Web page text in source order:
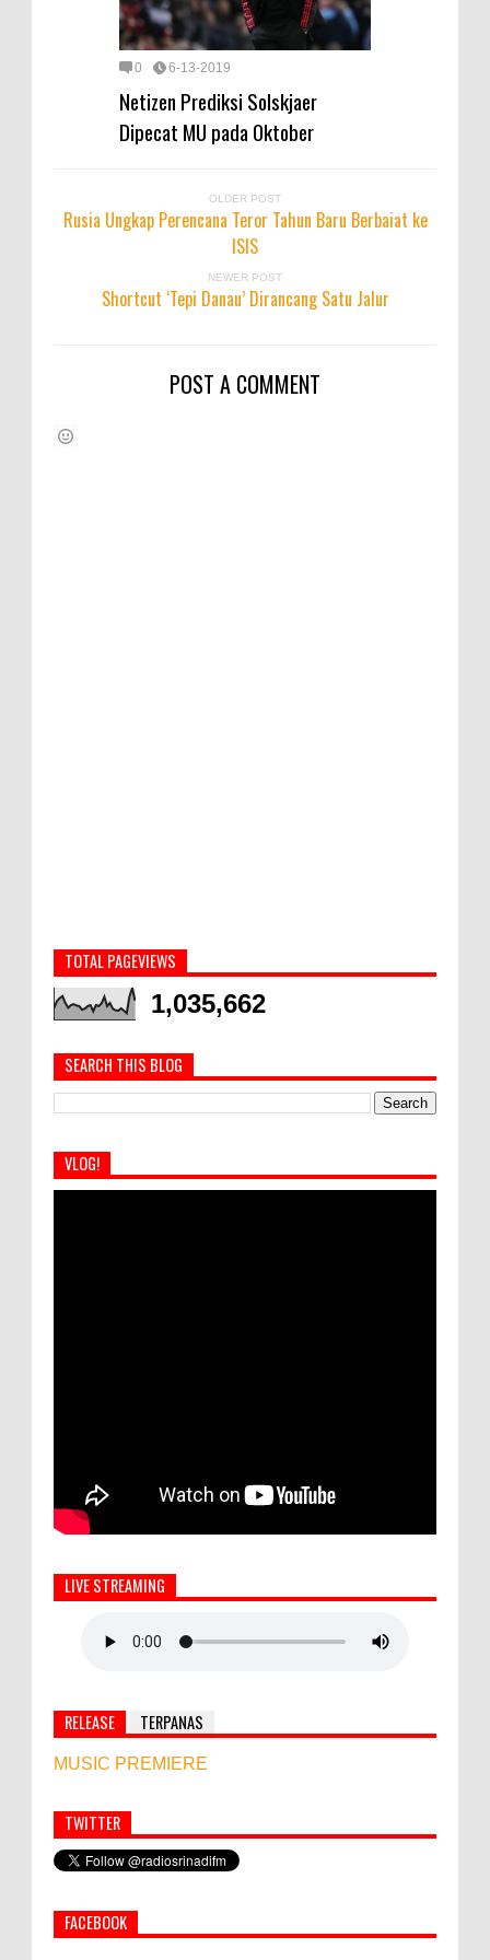
0 6-13-2019
Netizen Prediksi Solskjaer
Dipecat MU pada Oktober
OLDER POST
Rusia Ungkap Perencana Teror Tahun Baru Berbaiat ke
ISIS
NEWER POST
Shortcut ‘Tepi Danau’ Dirancang Satu Jalur
POST A COMMENT
TOTAL PAGEVIEWS
1,035,662
SEARCH THIS BLOG
VLOG!
LIVE STREAMING
RELEASE TERPANAS
MUSIC PREMIERE
Simbol Persahabatan, RI Bangun Islamic Centre di
Afghanistan
PEMKAB KLUNGKUNG GELAR PASAR
TWITTER
FACEBOOK